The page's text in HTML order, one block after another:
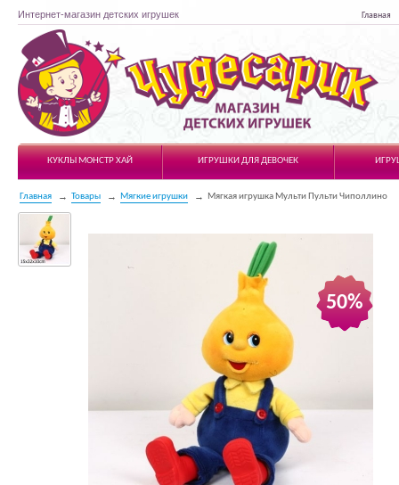
Интернет-магазин детских игрушек Главная
Чудесарик
КУКЛЫ МОНСТР ХАЙ
ИГРУШКИ ДЛЯ ДЕВОЧЕК
Главная Товары Мягкие игрушки Мягкая игрушка Мульти Пульти Чиполлино
50%